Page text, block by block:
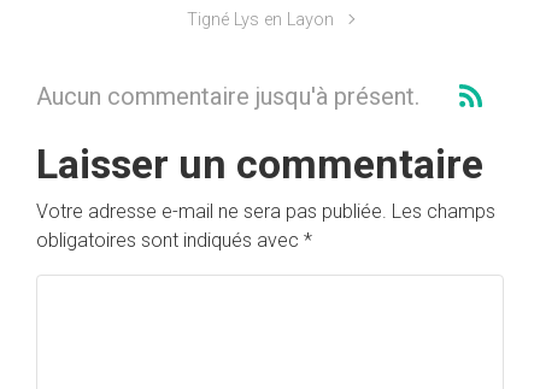
Tigné Lys en Layon
Aucun commentaire jusqu'à présent.
Laisser un commentaire
Votre adresse e-mail ne sera pas publiée. Les champs
obligatoires sont indiqués avec *